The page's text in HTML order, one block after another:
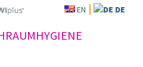
EN DE